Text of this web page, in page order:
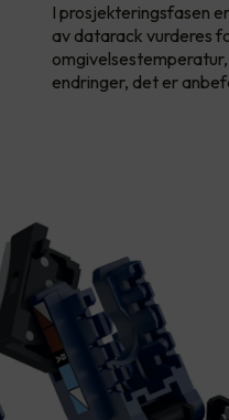
I prosjekteringsfasen
av datarack vurderes
endringer, det er